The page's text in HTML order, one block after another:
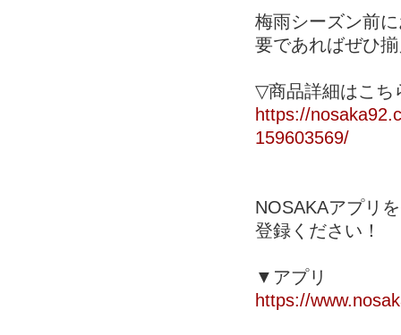
梅雨シーズン前
要であればぜひ
▽商品詳細はこち
https://
159603569/
NOSAKAアプリ
登録ください！
▼アプリ
https://